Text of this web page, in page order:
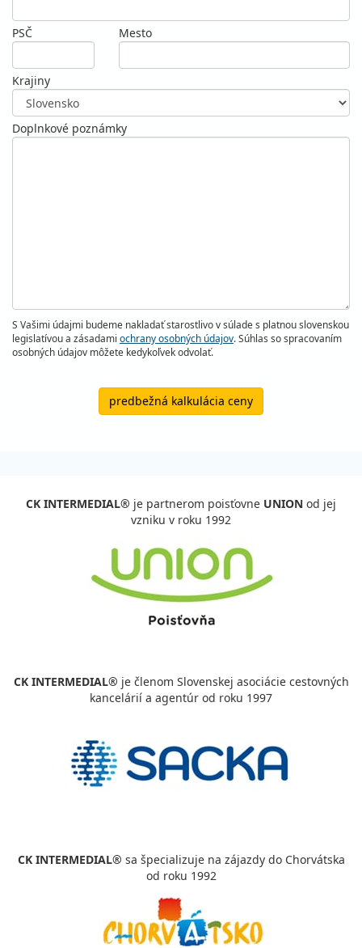
PSČ Mesto
Krajiny
Doplnkové poznámky
S Vašimi údajmi budeme nakladať starostlivo v súlade s platnou slovenskou
legislatívou a zásadami ochrany osobných údajov. Súhlas so spracovaním
osobných údajov môžete kedykoľvek odvolať.
predbežná kalkulácia ceny
CK INTERMEDIAL® je partnerom poisťovne UNION od jej
vzniku v roku 1992
CK INTERMEDIAL® je členom Slovenskej asociácie cestovných
kancelárií a agentúr od roku 1997
CK INTERMEDIAL® sa špecializuje na zájazdy do Chorvátska
od roku 1992